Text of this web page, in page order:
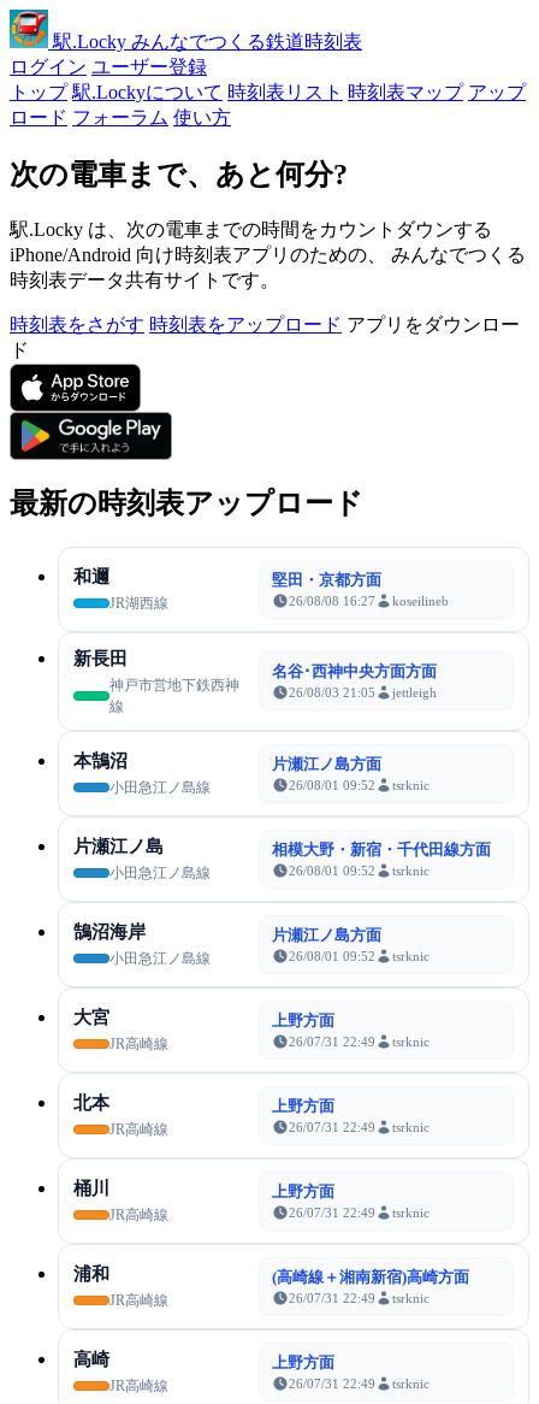
駅.Locky みんなでつくる鉄道時刻表
ログイン ユーザー登録
トップ 駅.Lockyについて 時刻表リスト 時刻表マップ アップ
ロード フォーラム 使い方
次の電車まで、あと何分?
駅.Locky は、次の電車までの時間をカウントダウンする
iPhone/Android 向け時刻表アプリのための、 みんなでつくる
時刻表データ共有サイトです。
時刻表をさがす 時刻表をアップロード アプリをダウンロー
ド
最新の時刻表アップロード
和邇
JR湖西線
堅田・京都方面
26/08/08 16:27 koseilineb
新長田
神戸市営地下鉄西神
線
名谷･西神中央方面方面
26/08/03 21:05 jettleigh
本鵠沼
小田急江ノ島線
片瀬江ノ島方面
26/08/01 09:52 tsrknic
片瀬江ノ島
小田急江ノ島線
相模大野・新宿・千代田線方面
26/08/01 09:52 tsrknic
鵠沼海岸
小田急江ノ島線
片瀬江ノ島方面
26/08/01 09:52 tsrknic
大宮
JR高崎線
上野方面
26/07/31 22:49 tsrknic
北本
JR高崎線
上野方面
26/07/31 22:49 tsrknic
桶川
JR高崎線
上野方面
26/07/31 22:49 tsrknic
浦和
JR高崎線
(高崎線＋湘南新宿)高崎方面
26/07/31 22:49 tsrknic
高崎
JR高崎線
上野方面
26/07/31 22:49 tsrknic